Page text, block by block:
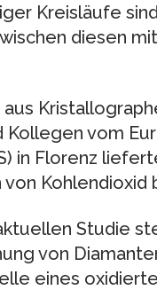
Kreisläufe
diesen
Kollegen vom
in Florenz
Kohlendioxid
Studie
von
eines